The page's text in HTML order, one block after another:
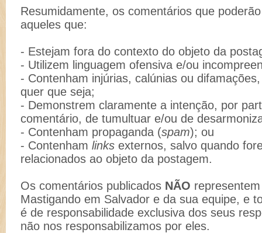
Resumidamente, os comentários que
aqueles que:
- Estejam fora do contexto do objeto da
- Utilizem linguagem ofensiva e/ou
- Contenham injúrias, calúnias ou
quer que seja;
- Demonstrem claramente a intenção, por
comentário, de tumultuar e/ou de
- Contenham propaganda (spam); ou
- Contenham links externos, salvo quando
relacionados ao objeto da postagem.
Os comentários publicados NÃO
Mastigando em Salvador e da sua equipe, e
é de responsabilidade exclusiva dos seus
não nos responsabilizamos por eles.